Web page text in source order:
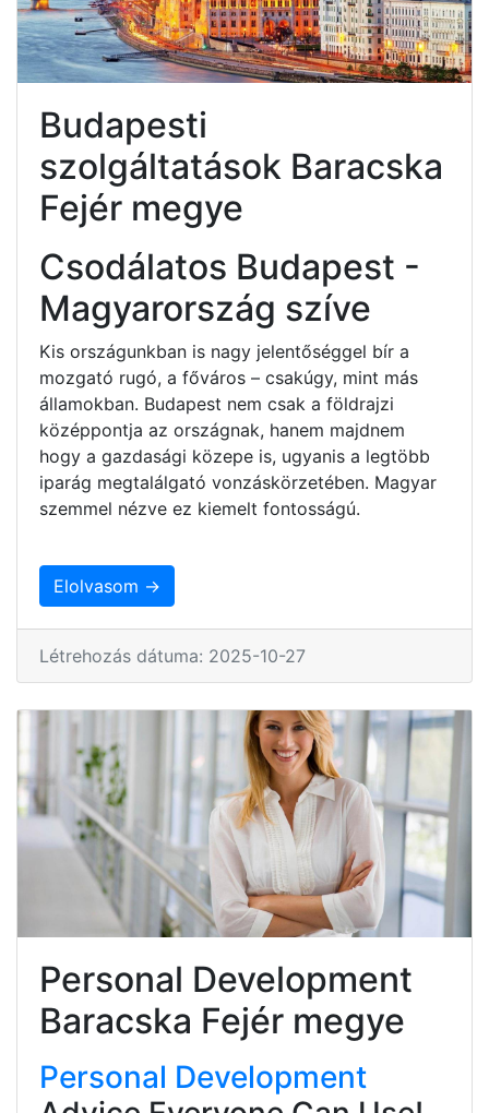
Budapesti
szolgáltatások Baracska
Fejér megye
Csodálatos Budapest -
Magyarország szíve
Kis országunkban is nagy jelentőséggel bír a
mozgató rugó, a főváros – csakúgy, mint más
államokban. Budapest nem csak a földrajzi
középpontja az országnak, hanem majdnem
hogy a gazdasági közepe is, ugyanis a legtöbb
iparág megtalálgató vonzáskörzetében. Magyar
szemmel nézve ez kiemelt fontosságú.
Elolvasom →
Létrehozás dátuma: 2025-10-27
Personal Development
Baracska Fejér megye
Personal Development